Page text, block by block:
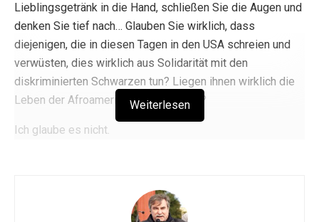
Lieblingsgetränk in die Hand, schließen Sie die Augen und
denken Sie tief nach… Glauben Sie wirklich, dass
diejenigen, die in diesen Tagen in den USA schreien und
verwüsten, dies wirklich aus Solidarität mit den
diskriminierten Schwarzen tun? Liegen ihnen wirklich die
Leben der Afroamerikaner am Herzen?
Ich glaube es nicht.
Das einzige, was mir übrig bleibt, ist meine Haut dunkel
Weiterlesen